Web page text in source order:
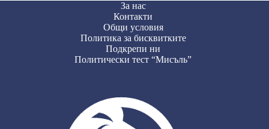
За нас
Контакти
Общи условия
Политика за бисквитките
Подкрепи ни
Политически тест “Мисъль”